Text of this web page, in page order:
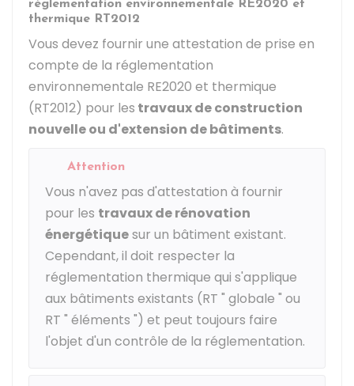
réglementation environnementale RE2020 et
thermique RT2012
Vous devez fournir une attestation de prise en
compte de la réglementation
environnementale RE2020 et thermique
(RT2012) pour les travaux de construction
nouvelle ou d'extension de bâtiments.
Attention
Vous n'avez pas d'attestation à fournir
pour les travaux de rénovation
énergétiquesur un bâtiment existant.
Cependant, il doit respecter la
réglementation thermique qui s'applique
aux bâtiments existants (RT " globale " ou
RT " éléments ") et peut toujours faire
l'objet d'un contrôle de la réglementation.